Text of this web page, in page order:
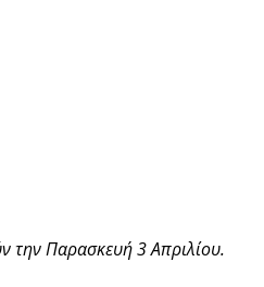
την Παρασκευή 3 Απριλίου.